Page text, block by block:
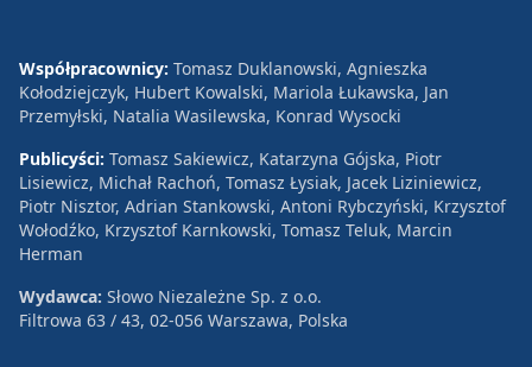
Współpracownicy: Tomasz Duklanowski, Agnieszka
Kołodziejczyk, Hubert Kowalski, Mariola Łukawska, Jan
Przemyłski, Natalia Wasilewska, Konrad Wysocki
Publicyści: Tomasz Sakiewicz, Katarzyna Gójska, Piotr
Lisiewicz, Michał Rachoń, Tomasz Łysiak, Jacek Liziniewicz,
Piotr Nisztor, Adrian Stankowski, Antoni Rybczyński, Krzysztof
Wołodźko, Krzysztof Karnkowski, Tomasz Teluk, Marcin
Herman
Wydawca: Słowo Niezależne Sp. z o.o.
Filtrowa 63 / 43, 02-056 Warszawa, Polska